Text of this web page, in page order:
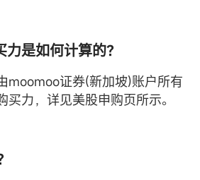
是如何计算的？
moomoo证券(新加坡)账户所有
买力，详见美股申购页所示。